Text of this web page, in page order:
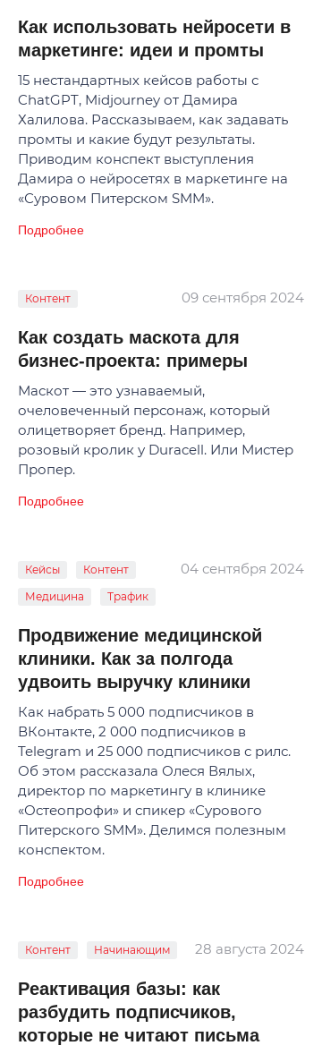
Как использовать нейросети в
маркетинге: идеи и промты
15 нестандартных кейсов работы с
ChatGPT, Midjourney от Дамира
Халилова. Рассказываем, как задавать
промты и какие будут результаты.
Приводим конспект выступления
Дамира о нейросетях в маркетинге на
«Суровом Питерском SMM».
Подробнее
09 сентября 2024
Контент
Как создать маскота для
бизнес-проекта: примеры
Маскот — это узнаваемый,
очеловеченный персонаж, который
олицетворяет бренд. Например,
розовый кролик у Duracell. Или Мистер
Пропер.
Подробнее
04 сентября 2024
Кейсы
Контент
Медицина
Трафик
Продвижение медицинской
клиники. Как за полгода
удвоить выручку клиники
Как набрать 5 000 подписчиков в
ВКонтакте, 2 000 подписчиков в
Telegram и 25 000 подписчиков с рилс.
Об этом рассказала Олеся Вялых,
директор по маркетингу в клинике
«Остеопрофи» и спикер «Сурового
Питерского SMM». Делимся полезным
конспектом.
Подробнее
28 августа 2024
Контент Начинающим
Реактивация базы: как
разбудить подписчиков,
которые не читают письма